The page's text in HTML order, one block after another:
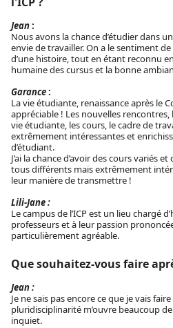
Jean:
Nous avons la chance d’étudier dans
envie de travailler. On a le sentiment
d’une histoire, tout en étant reconnu
humaine des cursus et la bonne
Garance:
La vie étudiante, renaissance après le
appréciable ! Les nouvelles
vie étudiante, les cours, le cadre de
extrêmement intéressantes et
d’étudiant.
J’ai la chance d’avoir des cours variés
tous différents mais extrêmement
leur manière de transmettre !
Lili-Jane :
Le campus de l’ICP est un lieu chargé
professeurs et à leur passion
particulièrement agréable.
Que souhaitez-vous faire
Jean :
Je ne sais pas encore ce que je vais
pluridisciplinarité m’ouvre beaucoup
inquiet.